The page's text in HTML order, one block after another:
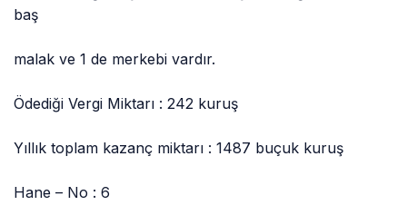
baş
malak ve 1 de merkebi vardır.
Ödediği Vergi Miktarı : 242 kuruş
Yıllık toplam kazanç miktarı : 1487 buçuk kuruş
Hane – No : 6